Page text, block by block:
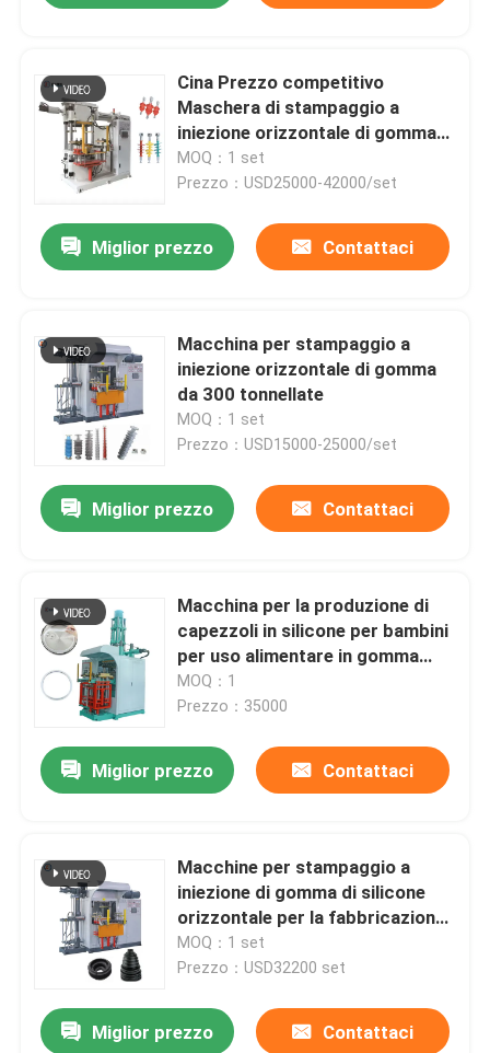
Cina Prezzo competitivo
Maschera di stampaggio a
iniezione orizzontale di gomma
per la produzione di parti auto
isolanti
MOQ：1 set
Prezzo：USD25000-42000/set
Miglior prezzo Contattaci
Macchina per stampaggio a
iniezione orizzontale di gomma
da 300 tonnellate
MOQ：1 set
Prezzo：USD15000-25000/set
Miglior prezzo Contattaci
Macchina per la produzione di
capezzoli in silicone per bambini
per uso alimentare in gomma
siliconica con controllo Plc
MOQ：1
Prezzo：35000
Miglior prezzo Contattaci
Macchine per stampaggio a
iniezione di gomma di silicone
orizzontale per la fabbricazione
di parti di automobili
MOQ：1 set
Prezzo：USD32200 set
Miglior prezzo Contattaci